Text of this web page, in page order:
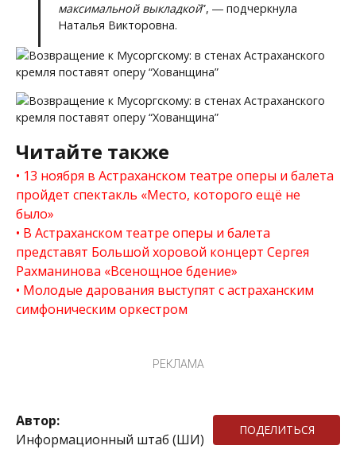
максимальной выкладкой”, ― подчеркнула
Наталья Викторовна.
Читайте также
13 ноября в Астраханском театре оперы и балета
пройдет спектакль «Место, которого ещё не
было»
В Астраханском театре оперы и балета
представят Большой хоровой концерт Сергея
Рахманинова «Всенощное бдение»
Молодые дарования выступят с астраханским
симфоническим оркестром
РЕКЛАМА
Автор:
Информационный штаб (ШИ)
ПОДЕЛИТЬСЯ